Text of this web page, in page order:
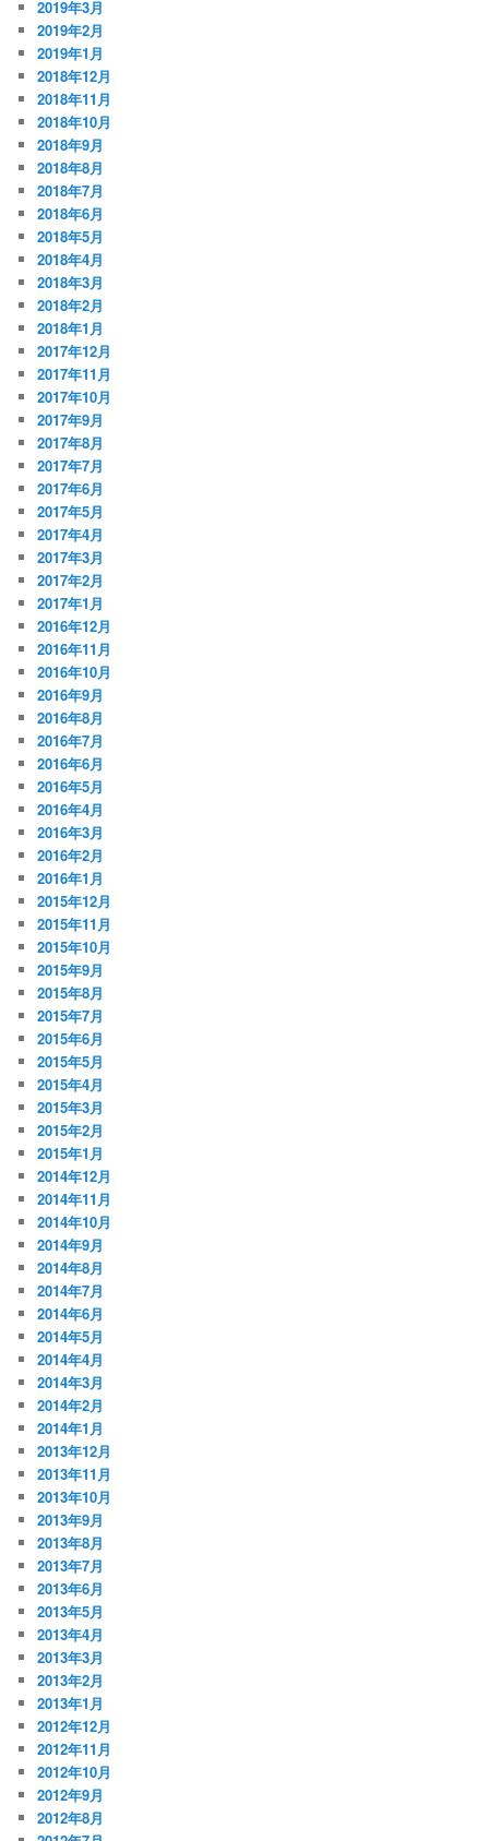
2019年3月
2019年2月
2019年1月
2018年12月
2018年11月
2018年10月
2018年9月
2018年8月
2018年7月
2018年6月
2018年5月
2018年4月
2018年3月
2018年2月
2018年1月
2017年12月
2017年11月
2017年10月
2017年9月
2017年8月
2017年7月
2017年6月
2017年5月
2017年4月
2017年3月
2017年2月
2017年1月
2016年12月
2016年11月
2016年10月
2016年9月
2016年8月
2016年7月
2016年6月
2016年5月
2016年4月
2016年3月
2016年2月
2016年1月
2015年12月
2015年11月
2015年10月
2015年9月
2015年8月
2015年7月
2015年6月
2015年5月
2015年4月
2015年3月
2015年2月
2015年1月
2014年12月
2014年11月
2014年10月
2014年9月
2014年8月
2014年7月
2014年6月
2014年5月
2014年4月
2014年3月
2014年2月
2014年1月
2013年12月
2013年11月
2013年10月
2013年9月
2013年8月
2013年7月
2013年6月
2013年5月
2013年4月
2013年3月
2013年2月
2013年1月
2012年12月
2012年11月
2012年10月
2012年9月
2012年8月